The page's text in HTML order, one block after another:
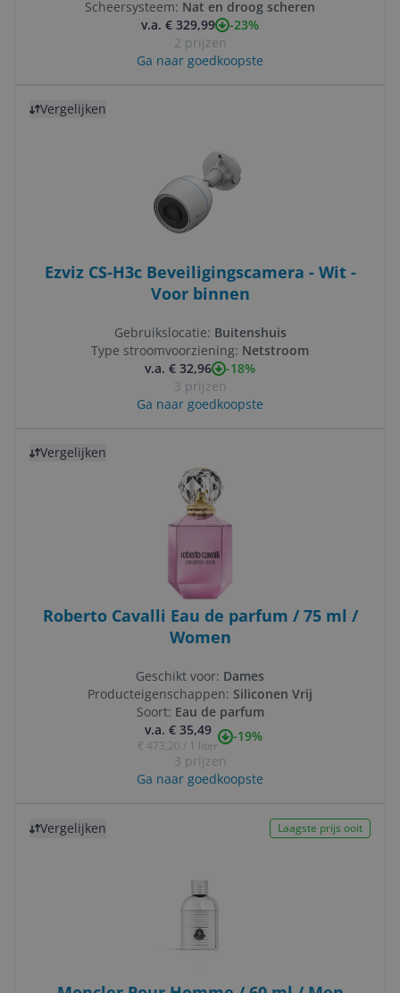
Scheersysteem: Nat en droog scheren
v.a. € 329,99
-23%
2 prijzen
Ga naar goedkoopste
Vergelijken
Ezviz CS-H3c Beveiligingscamera - Wit -
Voor binnen
Gebruikslocatie: Buitenshuis
Type stroomvoorziening: Netstroom
v.a. € 32,96
-18%
3 prijzen
Ga naar goedkoopste
Vergelijken
Roberto Cavalli Eau de parfum / 75 ml /
Women
Geschikt voor: Dames
Producteigenschappen: Siliconen Vrij
Soort: Eau de parfum
v.a. € 35,49
€ 473,20 / 1 liter
-19%
3 prijzen
Ga naar goedkoopste
Vergelijken Laagste prijs ooit